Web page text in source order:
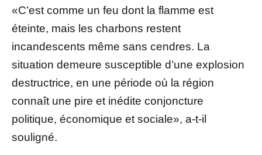
«C’est comme un feu dont la flamme est
éteinte, mais les charbons restent
incandescents même sans cendres. La
situation demeure susceptible d’une explosion
destructrice, en une période où la région
connaît une pire et inédite conjoncture
politique, économique et sociale», a-t-il
souligné.